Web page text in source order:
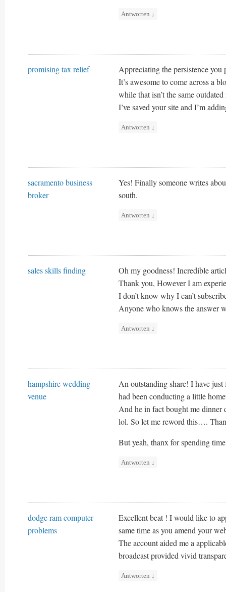
Antworten ↓
promising tax relief
Appreciating the persistence
It’s awesome to come across a
while that isn’t the same
I’ve saved your site and I’m
Antworten ↓
sacramento business
broker
Yes! Finally someone writes
south.
Antworten ↓
sales skills finding
Oh my goodness! Incredible
Thank you, However I am
I don’t know why I can’t
Anyone who knows the answer
Antworten ↓
hampshire wedding
venue
An outstanding share! I have
had been conducting a little
And he in fact bought me
lol. So let me reword this….
But yeah, thanx for spending
Antworten ↓
dodge ram computer
problems
Excellent beat ! I would like to
same time as you amend your
The account aided me a
broadcast provided vivid
Antworten ↓